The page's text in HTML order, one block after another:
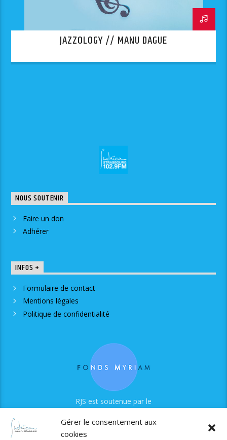
Gérer le consentement aux
cookies
JAZZOLOGY // MANU DAGUE
NOUS SOUTENIR
Faire un don
Adhérer
INFOS +
Formulaire de contact
Mentions légales
Politique de confidentialité
RJS est soutenue par le